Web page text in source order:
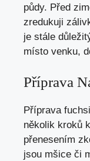
půdy. Před
zredukuji
je stále
místo venku,
Příprava
Příprava
několik kroků
přenesením
jsou mšice či